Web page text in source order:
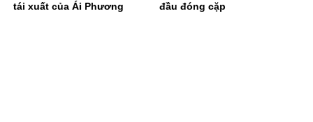
tái xuất của Ái Phương
đầu đóng cặp